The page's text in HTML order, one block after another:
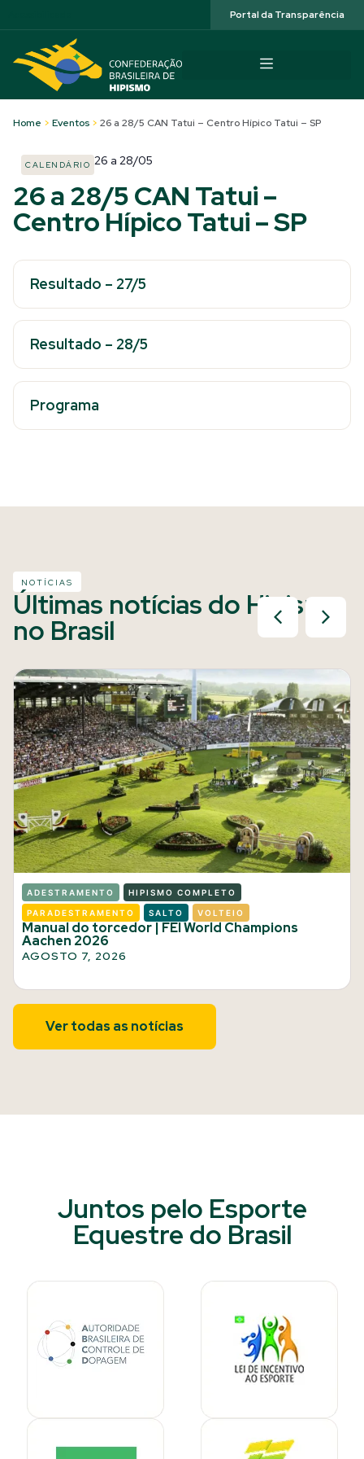
Portal da Transparência
Home > Eventos > 26 a 28/5 CAN Tatui – Centro Hípico Tatui – SP
CALENDÁRIO 26 a 28/05
26 a 28/5 CAN Tatui –
Centro Hípico Tatui – SP
Resultado – 27/5
Resultado – 28/5
Programa
NOTÍCIAS
Últimas notícias do Hipismo
no Brasil
ADESTRAMENTO HIPISMO COMPLETO
PARADESTRAMENTO SALTO VOLTEIO
Manual do torcedor | FEI World Champions
Aachen 2026
AGOSTO 7, 2026
Ver todas as notícias
Juntos pelo Esporte
Equestre do Brasil​